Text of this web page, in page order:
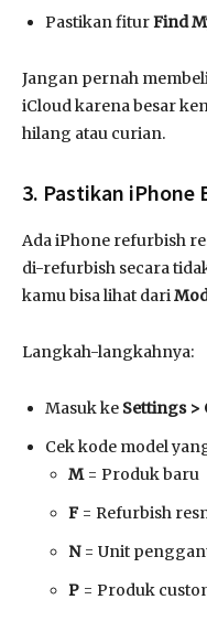
Pastikan fiturFind
Jangan pernah
iCloud karena besar
hilang atau curian.
3. Pastikan iPhone
Ada iPhone refurbish
di-refurbish secara
kamu bisa lihat dari
Langkah-langkahnya:
Masuk ke Settings >
Cek kode model
M= Produk baru
F = Refurbish
N= Unit
P = Produk